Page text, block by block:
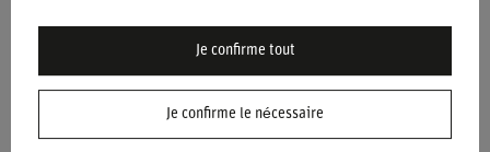
Je confirme le nécessaire
Je confirme tout